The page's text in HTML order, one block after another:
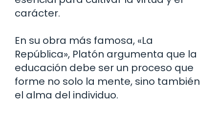
carácter.
En su obra más famosa, «La
República», Platón argumenta que la
educación debe ser un proceso que
forme no solo la mente, sino también
el alma del individuo.